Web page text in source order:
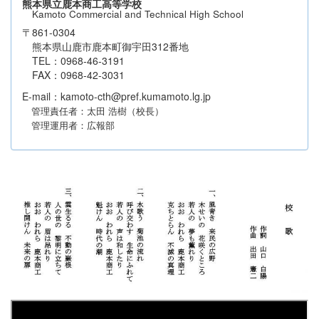
熊本県立鹿本商工高等学校
Kamoto Commercial and Technical High School
〒861-0304
熊本県山鹿市鹿本町御宇田312番地
TEL：0968-46-3191
FAX：0968-42-3031
E-mail：kamoto-cth@pref.kumamoto.lg.jp
管理責任者：太田 浩樹（校長）
管理運用者：広報部